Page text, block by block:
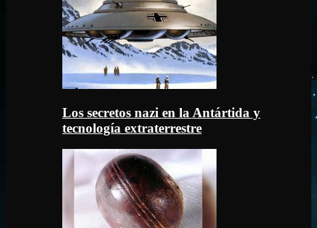
Los secretos nazi en la Antártida y
tecnología extraterrestre